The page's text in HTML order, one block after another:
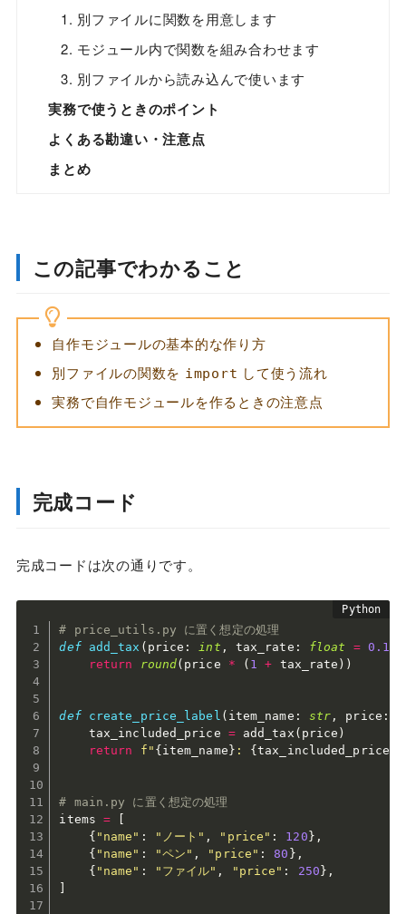
1. 別ファイルに関数を用意します
2. モジュール内で関数を組み合わせます
3. 別ファイルから読み込んで使います
実務で使うときのポイント
よくある勘違い・注意点
まとめ
この記事でわかること
自作モジュールの基本的な作り方
別ファイルの関数を import して使う流れ
実務で自作モジュールを作るときの注意点
完成コード
完成コードは次の通りです。
# price_utils.py に置く想定の処理
def
add_tax ( price : int , tax_rate : float = 0.1
return
round( price * ( 1 + tax_rate ) )
def create_price_label ( item_name : str , price :
    tax_included_price
= add_tax ( price )
return
f" {item_name} : {tax_included_price
# main.py に置く想定の処理
items =
[
{ "name" : "ノート" , "price" : 120} ,
{ "name" : "ペン" , "price" : 80 } ,
{ "name" : "ファイル" , "price" : 250} ,
]